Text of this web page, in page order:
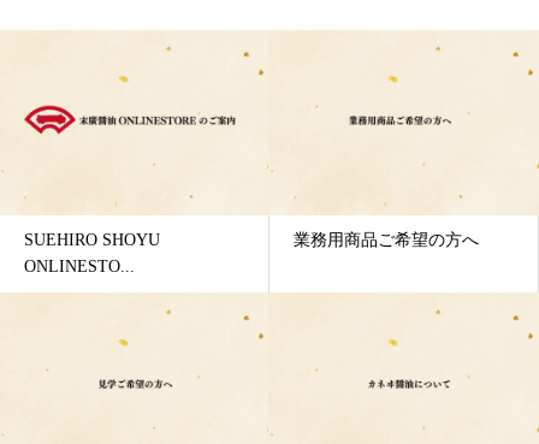
SUEHIRO SHOYU
ONLINESTO...
業務用商品ご希望の方へ